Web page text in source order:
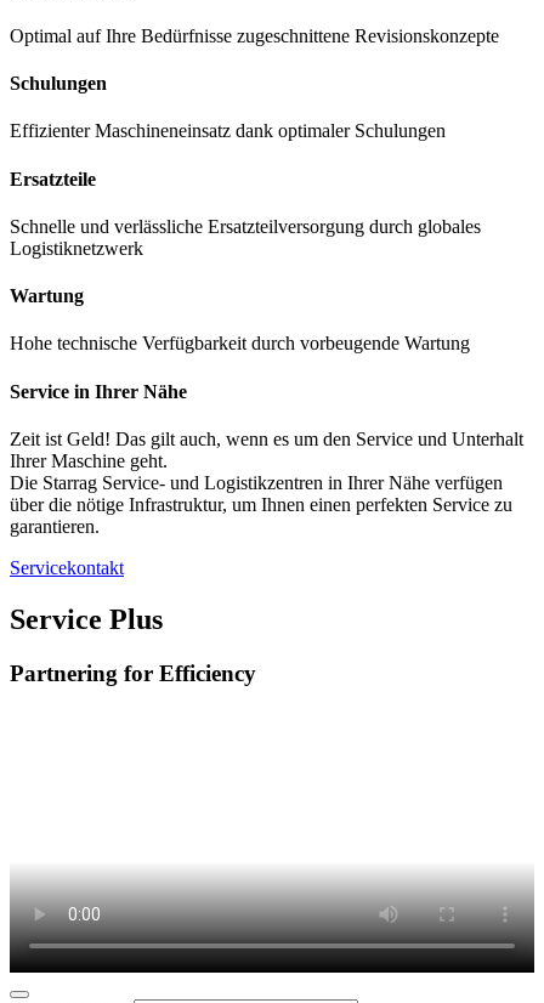
Optimal auf Ihre Bedürfnisse zugeschnittene Revisionskonzepte
Schulungen
Effizienter Maschineneinsatz dank optimaler Schulungen
Ersatzteile
Schnelle und verlässliche Ersatzteilversorgung durch globales
Logistiknetzwerk
Wartung
Hohe technische Verfügbarkeit durch vorbeugende Wartung
Service in Ihrer Nähe
Zeit ist Geld! Das gilt auch, wenn es um den Service und Unterhalt
Ihrer Maschine geht.
Die Starrag Service- und Logistikzentren in Ihrer Nähe verfügen
über die nötige Infrastruktur, um Ihnen einen perfekten Service zu
garantieren.
Servicekontakt
Service Plus
Partnering for Efficiency